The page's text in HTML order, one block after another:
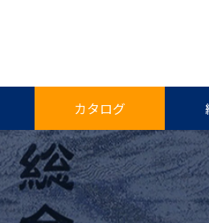
カタログ